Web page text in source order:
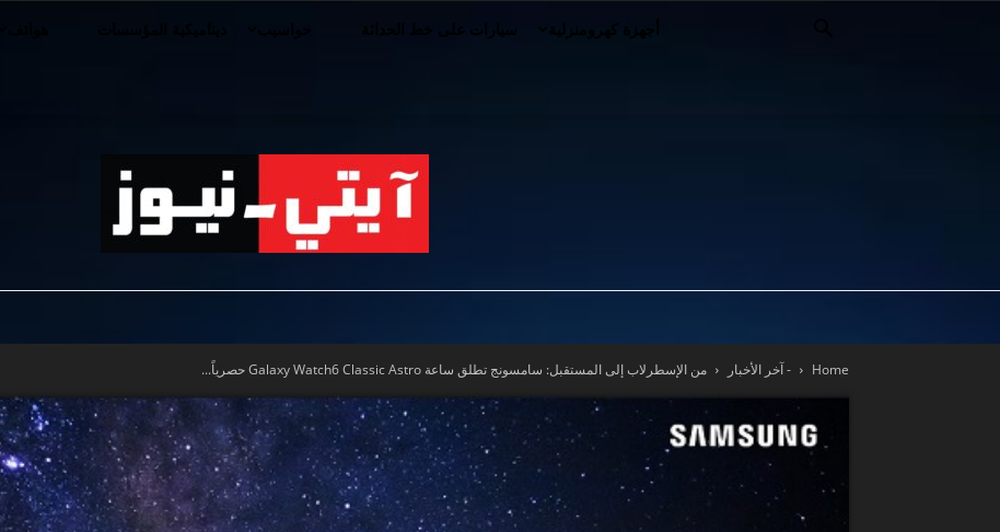
سيارات على خط الحداثة أجهزة كهرومنزلية
News
Home - آخر الأخبار من الإسطرلاب إلى المستقبل: سامسونج تطلق ساعة Galaxy Watch6 Classic Astro حصرياً...